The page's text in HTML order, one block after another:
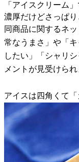
「アイスクリーム」
濃厚だけどさっぱ
同商品に関するネ
常なうまさ」や「
したい」「シャリ
メントが見受けられ
アイスは四角くて